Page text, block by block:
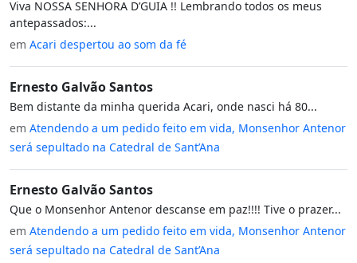
Viva NOSSA SENHORA D’GUIA !! Lembrando todos os meus
antepassados:...
em Acari despertou ao som da fé
Ernesto Galvão Santos
Bem distante da minha querida Acari, onde nasci há 80...
em Atendendo a um pedido feito em vida, Monsenhor Antenor
será sepultado na Catedral de Sant’Ana
Ernesto Galvão Santos
Que o Monsenhor Antenor descanse em paz!!!! Tive o prazer...
em Atendendo a um pedido feito em vida, Monsenhor Antenor
será sepultado na Catedral de Sant’Ana